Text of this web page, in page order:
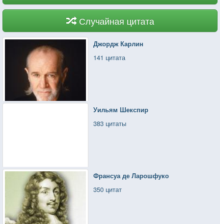
Случайная цитата
Джордж Карлин
141 цитата
Уильям Шекспир
383 цитаты
Франсуа де Ларошфуко
350 цитат